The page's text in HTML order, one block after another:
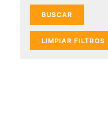
LIMPIAR FILTROS